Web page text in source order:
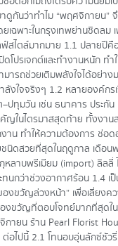
ดูกันว่าทำไม “พฤศจิกายน”
ฉพาะในกรุงเทพย่านชิดลม
ฟ์สไตล์มากมาย 1.1 ปลายปี
โปรเจกต์และทำงานหนัก ทำ
ารถช่วยเติมพลังใจได้อย่าง
ลังใจจริงๆ 1.2 หลายองค์ก
ปทุมวัน เช่น ธนาคาร ประกั
ญในไตรมาสสุดท้าย ทั้งงาน
น ทำให้ความต้องการ ช่อด
นิดสวยที่สุดในฤดูกาล เดือ
าบพรีเมียม (import) ลิลลี่ ไ
ทนกว่าช่วงอากาศร้อน 1.4 เ
งขวัญล่วงหน้า” เพื่อเลี่ยงค
งขวัญที่ตอบโจทย์มากที่สุดใ
กายน ร้าน Pearl Florist
อไปนี้ 2.1 โทนอบอุ่นลักซ์ชัว